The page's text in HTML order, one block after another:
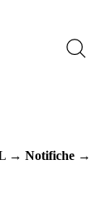
→ Notifiche →